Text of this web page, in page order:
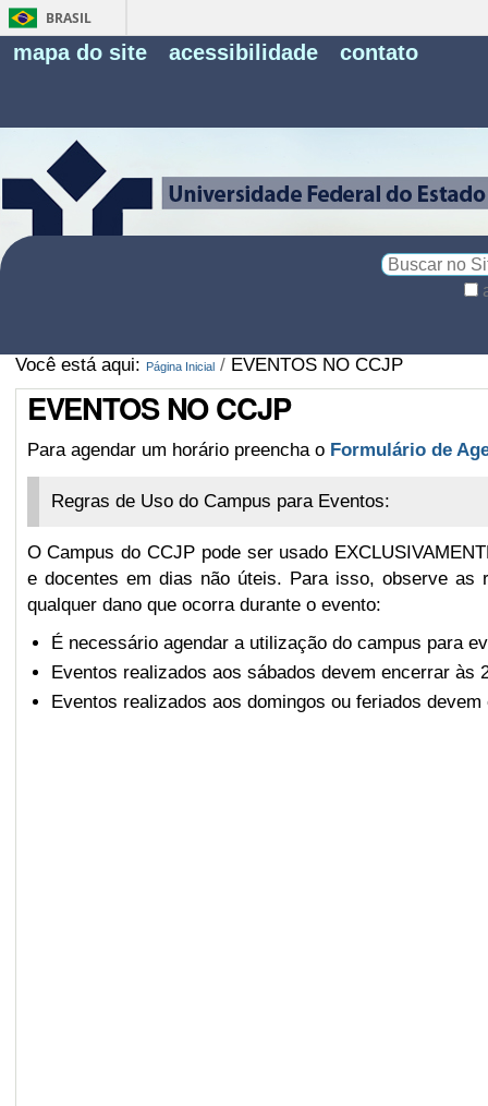
BRASIL
mapa do site acessibilidade contato
Você está aqui: Página Inicial / EVENTOS NO CCJP
EVENTOS NO CCJP
Para agendar um horário preencha o Formulário de
Regras de Uso do Campus para Eventos:
O Campus do CCJP pode ser usado
e docentes em dias não úteis. Para isso, observe
qualquer dano que ocorra durante o evento:
É necessário agendar a utilização do campus para
Eventos realizados aos sábados devem encerrar
Eventos realizados aos domingos ou feriados